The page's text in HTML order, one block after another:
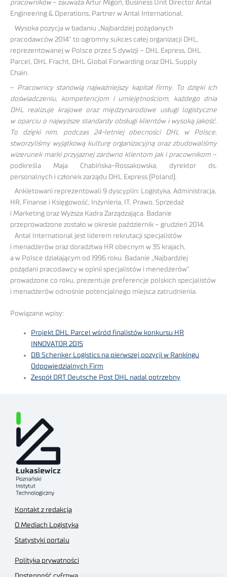
pracowników– zauważa Artur Migoń, Business Unit Director Antal
Engineering & Operations, Partner w Antal International.
Wysoka pozycja w badaniu „Najbardziej pożądanych
pracodawców 2014” to ogromny sukces całej organizacji DHL,
reprezentowanej w Polsce przez 5 dywizji – DHL Express, DHL
Parcel, DHL Fracht, DHL Global Forwarding oraz DHL Supply
Chain.
– Pracownicy stanowią najważniejszy kapitał firmy. To dzięki ich
doświadczeniu, kompetencjom i umiejętnościom, każdego dnia
DHL realizuje krajowe oraz międzynarodowe usługi logistyczne
w oparciu o najwyższe standardy obsługi klientów i wysoką jakość.
To dzięki nim, podczas 24-letniej obecności DHL w Polsce,
stworzyliśmy wyjątkową kulturę organizacyjną oraz zbudowaliśmy
wizerunek marki przyjaznej zarówno klientom jak i pracownikom –
podkreśla Maja Chabińska-Rossakowska, dyrektor ds.
personalnych i członek zarządu DHL Express (Poland).
Ankietowani reprezentowali 9 dyscyplin: Logistyka, Administracja,
HR, Finanse i Księgowość, Inżynieria, IT, Prawo, Sprzedaż
i Marketing oraz Wyższa Kadra Zarządzająca. Badanie
przeprowadzone zostało w okresie październik – grudzień 2014.
Antal International jest liderem rekrutacji specjalistów
i menadżerów oraz doradztwa HR obecnym w 35 krajach,
a w Polsce działającym od 1996 roku. Badanie „Najbardziej
pożądani pracodawcy w opinii specjalistów i menedżerów”
prowadzone co roku, prezentuje preferencje polskich specjalistów
i menadżerów odnośnie potencjalnego miejsca zatrudnienia.
Powiązane wpisy:
Projekt DHL Parcel wśród finalistów konkursu HR
INNOVATOR 2015
DB Schenker Logistics na pierwszej pozycji w Rankingu
Odpowiedzialnych Firm
Zespół DRT Deutsche Post DHL nadal potrzebny
Kontakt z redakcją
O Mediach Logistyka
Statystyki portalu
Polityka prywatności
Dostępność cyfrowa